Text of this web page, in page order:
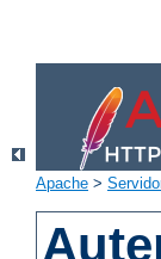
Apache >